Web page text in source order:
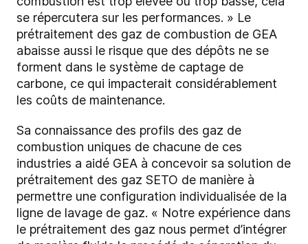
se répercutera sur les performances. » Le
prétraitement des gaz de combustion de GEA
abaisse aussi le risque que des dépôts ne se
forment dans le système de captage de
carbone, ce qui impacterait considérablement
les coûts de maintenance.
Sa connaissance des profils des gaz de
combustion uniques de chacune de ces
industries a aidé GEA à concevoir sa solution de
prétraitement des gaz SETO de manière à
permettre une configuration individualisée de la
ligne de lavage de gaz. « Notre expérience dans
le prétraitement des gaz nous permet d’intégrer